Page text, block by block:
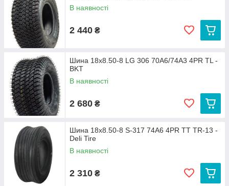
В наявності
2 440 ₴
Шина 18x8.50-8 LG 306 70A6/74А3 4PR TL -
BKT
В наявності
2 680 ₴
Шина 18x8.50-8 S-317 74A6 4PR TT TR-13 -
Deli Tire
В наявності
2 310 ₴